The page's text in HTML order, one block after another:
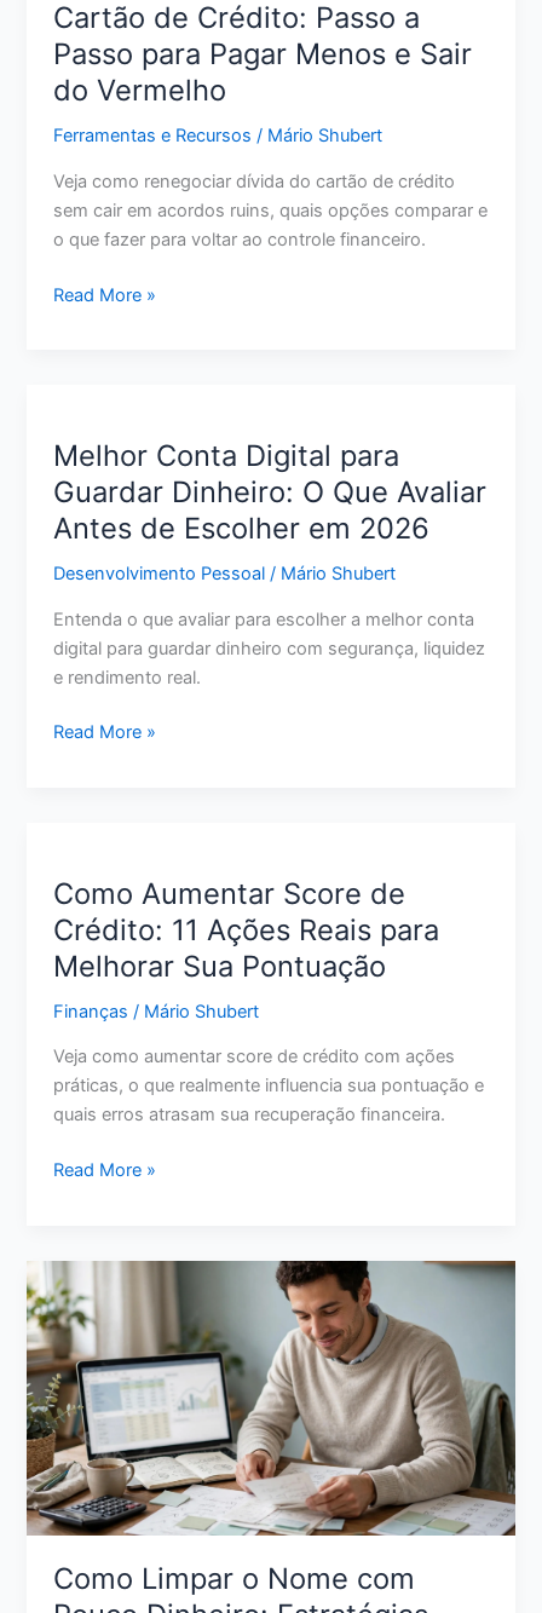
Score
Baixo:
O
Avaliar
Cartão de Crédito: Passo a
Passo para Pagar Menos e Sair
do Vermelho
Ferramentas e Recursos / Mário Shubert
Veja como renegociar dívida do cartão de crédito
sem cair em acordos ruins, quais opções comparar e
o que fazer para voltar ao controle financeiro.
Como
de
Crédito:
Passo
a
para
Pagar
Menos
e
do
Read More »
Melhor Conta Digital para
Guardar Dinheiro: O Que Avaliar
Antes de Escolher em 2026
Desenvolvimento Pessoal / Mário Shubert
Entenda o que avaliar para escolher a melhor conta
digital para guardar dinheiro com segurança, liquidez
e rendimento real.
Melhor
O
Que
Avaliar
de
Escolher
em
2026
Read More »
Como Aumentar Score de
Crédito: 11 Ações Reais para
Melhorar Sua Pontuação
Finanças / Mário Shubert
Veja como aumentar score de crédito com ações
práticas, o que realmente influencia sua pontuação e
quais erros atrasam sua recuperação financeira.
Como
de
Crédito:
11
Ações
Reais
para
Melhorar
Sua
Pontuação
Read More »
Como Limpar o Nome com